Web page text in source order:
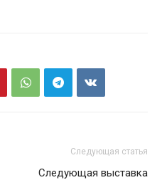
Следующая статья
Следующая выставка